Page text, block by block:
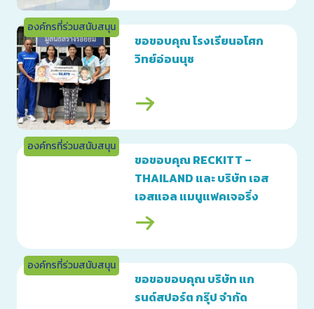
องค์กรที่ร่วมสนับสนุน
ขอขอบคุณ โรงเรียนอโศก
วิทย์อ่อนนุช
องค์กรที่ร่วมสนับสนุน
ขอขอบคุณ RECKITT –
THAILAND และ บริษัท เอส
เอสแอล แมนูแฟคเจอริ่ง
(ประเทศไทย) จำกัด
องค์กรที่ร่วมสนับสนุน
ขอขอขอบคุณ บริษัท แก
รนด์สปอร์ต กรุ๊ป จำกัด